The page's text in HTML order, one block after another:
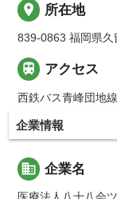
place 所在地
839-0863 福岡県
 アクセス
西鉄バス青峰団地
企業情報
business 企業名